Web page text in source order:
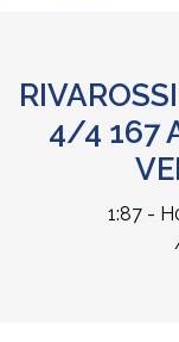
4/4 167
1:87 -